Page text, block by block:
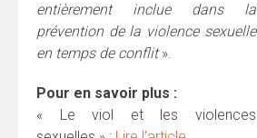
entièrement inclue dans la
prévention de la violence sexuelle
en temps de conflit».
Pour en savoir plus :
« Le viol et les violences